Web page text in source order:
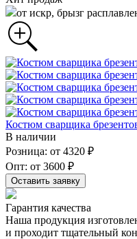
от искр, брызг
Костюм сварщика
В наличии
Розница: от 4320 ₽
Опт: от 3600 ₽
Оставить заявку
Гарантия качества
Наша продукция
и проходит тщательный